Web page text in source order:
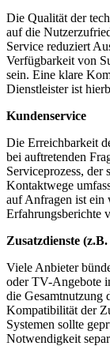
Die Qualität der
auf die
Service reduziert
Verfügbarkeit von
sein. Eine klare
Dienstleister ist
Kundenservice
Die Erreichbarkeit
bei auftretenden
Serviceprozess, der
Kontaktwege
auf Anfragen ist ein
Erfahrungsberichte
Zusatzdienste
Viele Anbieter
oder TV-Angebote
die Gesamtnutzung
Kompatibilität der
Systemen sollte
Notwendigkeit